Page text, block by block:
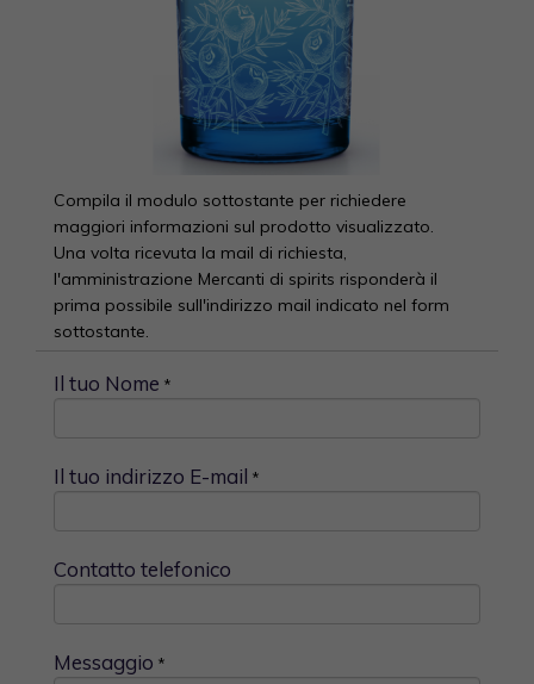
Compila il modulo sottostante per richiedere
maggiori informazioni sul prodotto visualizzato.
Una volta ricevuta la mail di richiesta,
l'amministrazione Mercanti di spirits risponderà il
prima possibile sull'indirizzo mail indicato nel form
sottostante.
Il tuo Nome *
Il tuo indirizzo E-mail *
Contatto telefonico
Messaggio *